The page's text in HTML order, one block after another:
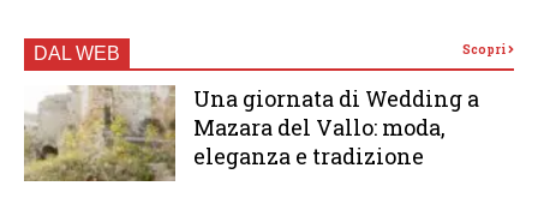
DAL WEB Scopri
Una giornata di Wedding a
Mazara del Vallo: moda,
eleganza e tradizione